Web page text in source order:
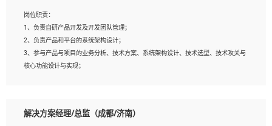
与实现，熟悉常用开源框架及设计模式；
4、熟悉Golang、连接池、消息队列等组件使用、熟悉后端开发、测试、调试流程跟
工具使用；
5、对技术有激情，喜欢钻研，能快速接受和掌握新技术，学习能力和工作责任心
强，良好的沟通表达能力和团队协作能力。
岗位职责：
1、负责自研产品开发及开发团队管理；
2、负责产品和平台的系统架构设计；
3、参与产品与项目的业务分析、技术方案、系统架构设计、技术选型、技术攻关与
核心功能设计与实现；
解决方案经理/总监（成都/济南）